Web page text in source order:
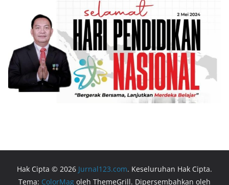
Hak Cipta © 2026 Jurnal123.com. Keseluruhan Hak Cipta.
Tema: ColorMag oleh ThemeGrill. Dipersembahkan oleh